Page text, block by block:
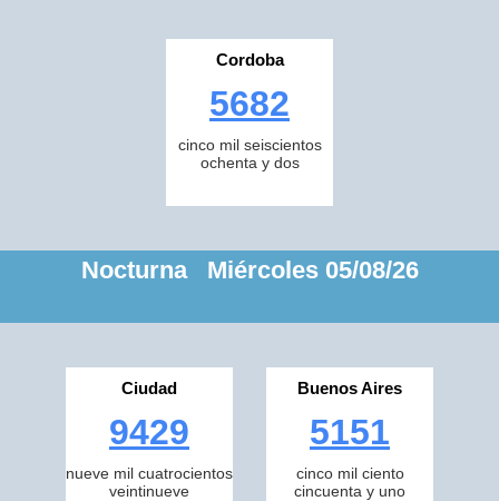
Cordoba
5682
cinco mil seiscientos
ochenta y dos
Nocturna Miércoles 05/08/26
Ciudad
9429
nueve mil cuatrocientos
veintinueve
Buenos Aires
5151
cinco mil ciento
cincuenta y uno